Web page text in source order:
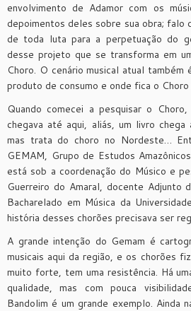
envolvimento de Adamor com os
depoimentos deles sobre sua obra; falo
de toda luta para a perpetuação do
desse projeto que se transforma em
Choro. O cenário musical atual também
produto de consumo e onde fica o
Quando comecei a pesquisar o
chegava até aqui, aliás, um livro
mas trata do choro no Nordeste…
GEMAM, Grupo de Estudos
está sob a coordenação do Músico e
Guerreiro do Amaral, docente Adjunto
Bacharelado em Música da
história desses chorões precisava ser
A grande intenção do Gemam é
musicais aqui da região, e os chorões
muito forte, tem uma resistência. Há
qualidade, mas com pouca
Bandolim é um grande exemplo. Ainda